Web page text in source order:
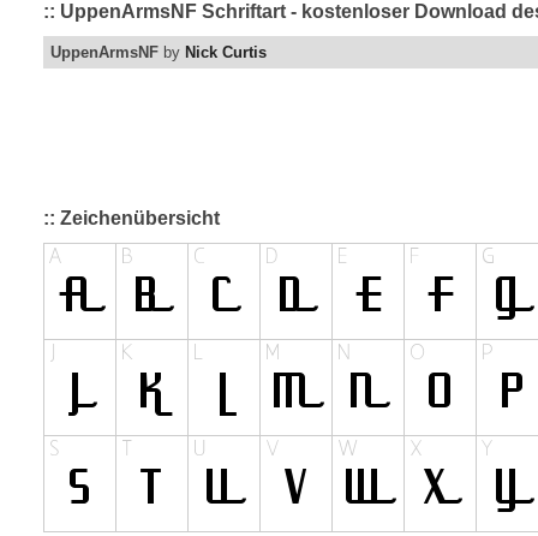
:: UppenArmsNF Schriftart - kostenloser Download
UppenArmsNF by Nick Curtis
:: Zeichenübersicht